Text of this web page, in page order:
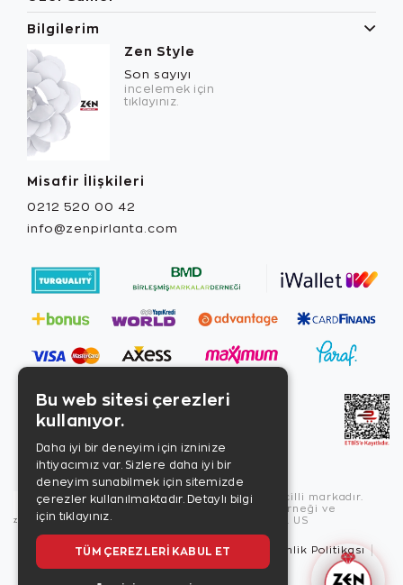
Bilgilerim
Zen Style
Son sayıyı
incelemek için
tıklayınız.
Misafir İlişkileri
0212 520 00 42
info@zenpirlanta.com
Copyright © 2026, Zen Diamond tescilli markadır.
Zen Diamond Birleşmiş Markalar Derneği ve
Turquality Destek Programı üyesidir. US
Kullanım Şartları Gizlilik İlkeleri
Güvenlik Politikası
Çerez Politikası
Bu web sitesi çerezleri
kullanıyor.
Daha iyi bir deneyim için izninize
ihtiyacımız var. Sizlere daha iyi bir
deneyim sunabilmek için sitemizde
çerezler kullanılmaktadır. Detaylı bilgi
için tıklayınız.
TÜM ÇEREZLERI KABUL ET